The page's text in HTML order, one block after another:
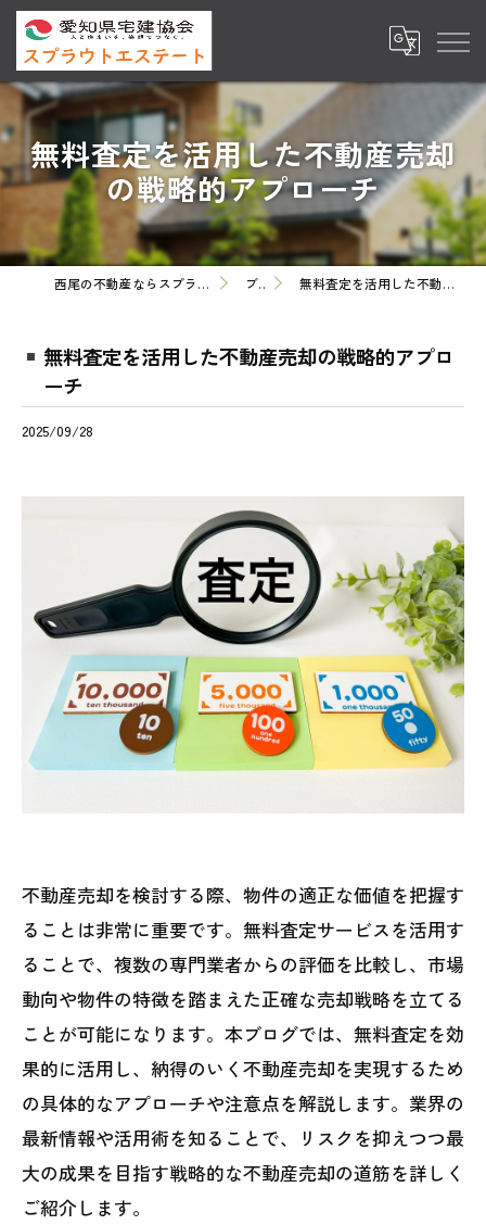
無料査定を活用した不動産売却
の戦略的アプローチ
西尾の不動産ならスプラウトエステート株式会社 ブログ 無料査定を活用した不動産売却の戦略的アプローチ
無料査定を活用した不動産売却の戦略的アプロ
ーチ
2025/09/28
不動産売却を検討する際、物件の適正な価値を把握す
ることは非常に重要です。無料査定サービスを活用す
ることで、複数の専門業者からの評価を比較し、市場
動向や物件の特徴を踏まえた正確な売却戦略を立てる
ことが可能になります。本ブログでは、無料査定を効
果的に活用し、納得のいく不動産売却を実現するため
の具体的なアプローチや注意点を解説します。業界の
最新情報や活用術を知ることで、リスクを抑えつつ最
大の成果を目指す戦略的な不動産売却の道筋を詳しく
ご紹介します。